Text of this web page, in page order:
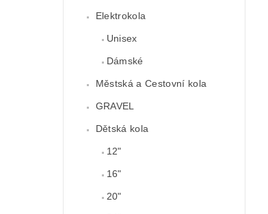
Elektrokola
Unisex
Dámské
Městská a Cestovní kola
GRAVEL
Dětská kola
12"
16"
20"